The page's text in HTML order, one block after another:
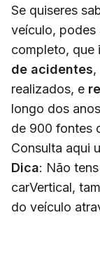
Se quiseres
veículo, podes
completo, que
de acidentes,
realizados, e
longo dos
de 900 fontes
Consulta aqui
Dica: Não
carVertical,
do veículo